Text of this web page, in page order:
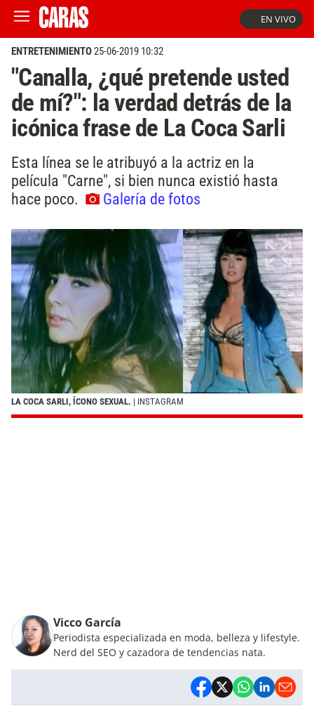
EN VIVO
ENTRETENIMIENTO25-06-2019 10:32
"Canalla, ¿qué pretende usted
de mí?": la verdad detrás de la
icónica frase de La Coca Sarli
Esta línea se le atribuyó a la actriz en la
película "Carne", si bien nunca existió hasta
hace poco.
Galería de fotos
LA COCA SARLI, ÍCONO SEXUAL. | INSTAGRAM
Vicco García
Periodista especializada en moda, belleza y lifestyle.
Nerd del SEO y cazadora de tendencias nata.